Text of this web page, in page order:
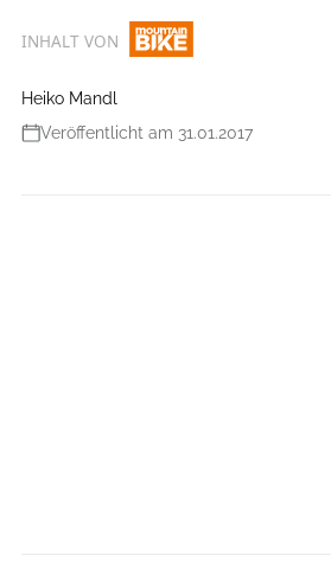
INHALT VON
Heiko Mandl
Veröffentlicht am 31.01.2017